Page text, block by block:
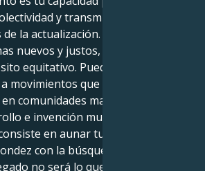
y transmitir a los demás
la actualización. Tienes la llave
nuevos y justos, basados en un
equitativo. Puedes llevar tu
movimientos que van del ámbito
comunidades marcadas por un
e invención mutuos. Tu camino
en aunar tu ambición
con la búsqueda de razones
no será lo que hayas hecho